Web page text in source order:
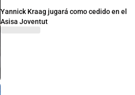
Yannick Kraag jugará como cedido en el
Asisa Joventut